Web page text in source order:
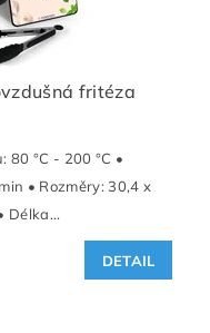
fritéza
80 °C - 200 °C •
• Rozměry: 30,4 x
Délka...
DETAIL